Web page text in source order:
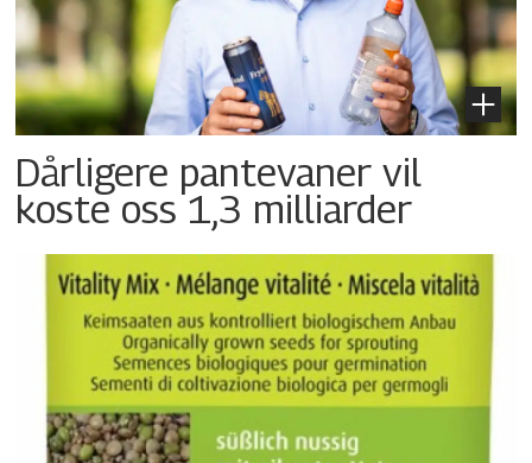
Dårligere pantevaner vil
koste oss 1,3 milliarder